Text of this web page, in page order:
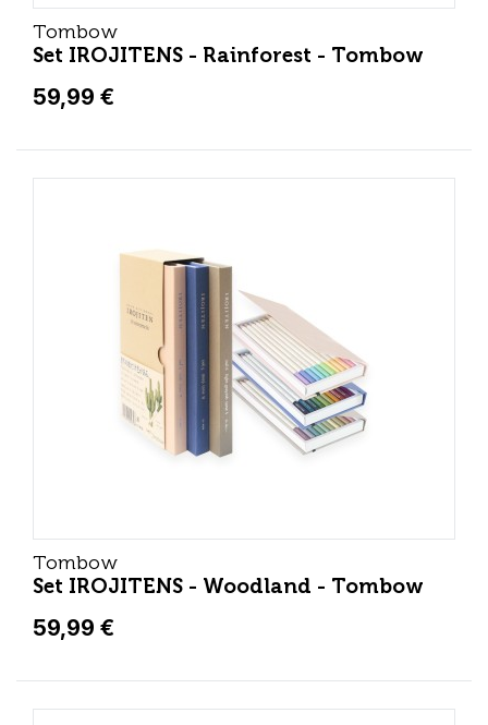
Tombow
Set IROJITENS - Rainforest - Tombow
59,99 €
Tombow
Set IROJITENS - Woodland - Tombow
59,99 €